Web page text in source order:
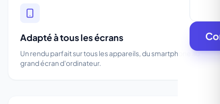
Adapté à tous les écrans
Un rendu parfait sur tous les appareils, du smartphone au
grand écran d'ordinateur.